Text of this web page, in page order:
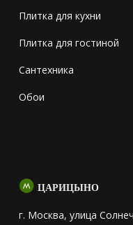
Плитка для кухни
Плитка для гостиной
Сантехника
Обои
ЦАРИЦЫНО
г. Москва, улица